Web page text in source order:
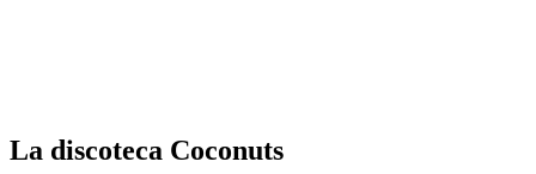
La discoteca Coconuts